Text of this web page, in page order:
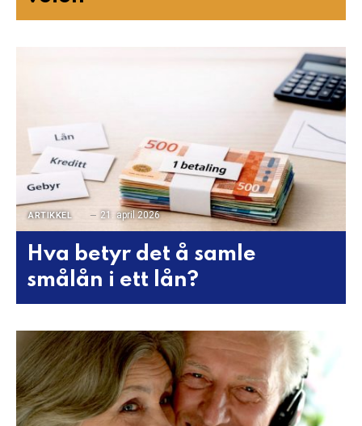
ARTIKKEL 21. april 2026
Hva betyr det å samle
smålån i ett lån?